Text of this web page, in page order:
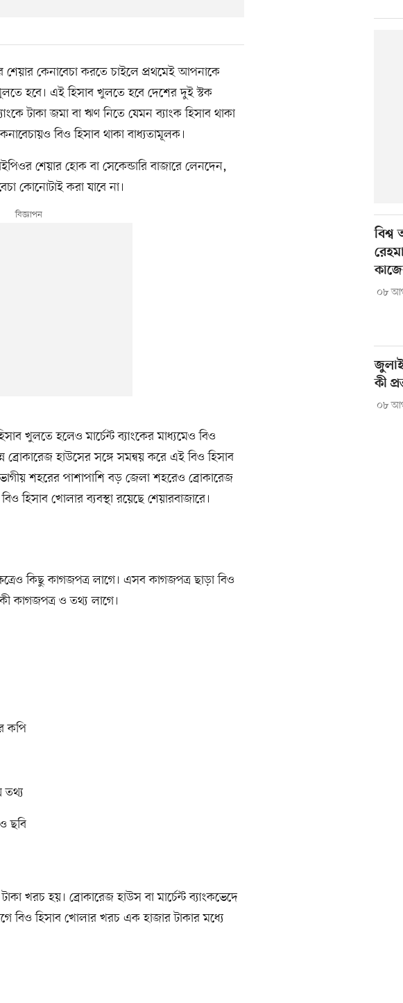
শেয়ার কেনাবেচা করতে চাইলে প্রথমেই আপনাকে
হবে। এই হিসাব খুলতে হবে দেশের দুই স্টক
টাকা জমা বা ঋণ নিতে যেমন ব্যাংক হিসাব থাকা
বিও হিসাব থাকা বাধ্যতামূলক।
শেয়ার হোক বা সেকেন্ডারি বাজারে লেনদেন,
কোনোটাই করা যাবে না।
খুলতে হলেও মার্চেন্ট ব্যাংকের মাধ্যমেও বিও
ব্রোকারেজ হাউসের সঙ্গে সমন্বয় করে এই বিও হিসাব
শহরের পাশাপাশি বড় জেলা শহরেও ব্রোকারেজ
হিসাব খোলার ব্যবস্থা রয়েছে শেয়ারবাজারে।
কিছু কাগজপত্র লাগে। এসব কাগজপত্র ছাড়া বিও
কাগজপত্র ও তথ্য লাগে।
কপি
তথ্য
ছবি
খরচ হয়। ব্রোকারেজ হাউস বা মার্চেন্ট ব্যাংকভেদে
বিও হিসাব খোলার খরচ এক হাজার টাকার মধ্যে
০৮
জুলাই
কী
০৮